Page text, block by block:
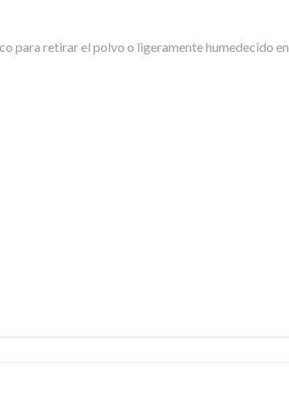
para retirar el polvo o ligeramente humedecido en